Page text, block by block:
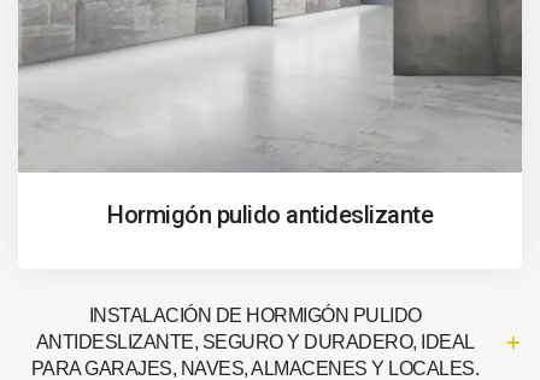
Hormigón pulido antideslizante
INSTALACIÓN DE HORMIGÓN PULIDO
ANTIDESLIZANTE, SEGURO Y DURADERO, IDEAL
PARA GARAJES, NAVES, ALMACENES Y LOCALES.